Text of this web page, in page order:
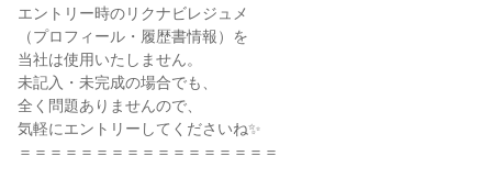
エントリー時のリクナビレジュメ
（プロフィール・履歴書情報）を
当社は使用いたしません。
未記入・未完成の場合でも、
全く問題ありませんので、
気軽にエントリーしてくださいね✨
＝＝＝＝＝＝＝＝＝＝＝＝＝＝＝＝＝